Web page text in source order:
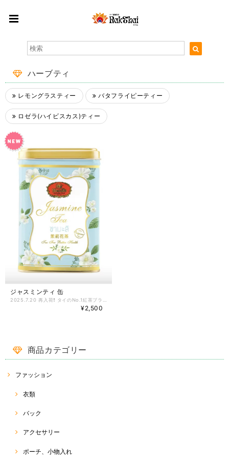
ハーブティ
レモングラスティー バタフライピーティー
ロゼラ(ハイビスカス)ティー
ジャスミンティ 缶
¥2,500
商品カテゴリー
ファッション
衣類
バック
アクセサリー
ポーチ、小物入れ